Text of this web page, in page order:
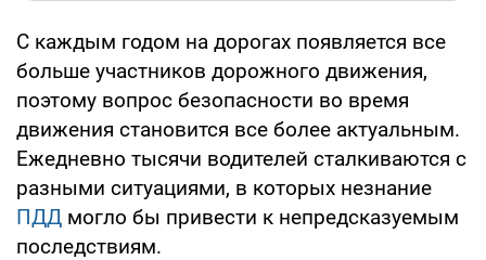
С каждым годом на дорогах появляется все
больше участников дорожного движения,
поэтому вопрос безопасности во время
движения становится все более актуальным.
Ежедневно тысячи водителей сталкиваются с
разными ситуациями, в которых незнание
ПДД могло бы привести к непредсказуемым
последствиям.